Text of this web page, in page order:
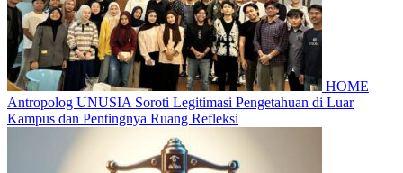
HOME
Antropolog UNUSIA Soroti Legitimasi Pengetahuan di Luar
Kampus dan Pentingnya Ruang Refleksi